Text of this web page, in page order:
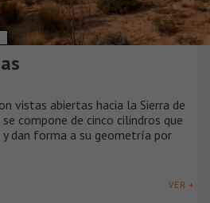
vistas abiertas hacia la Sierra de
compone de cinco cilindros que
dan forma a su geometría por
VER +